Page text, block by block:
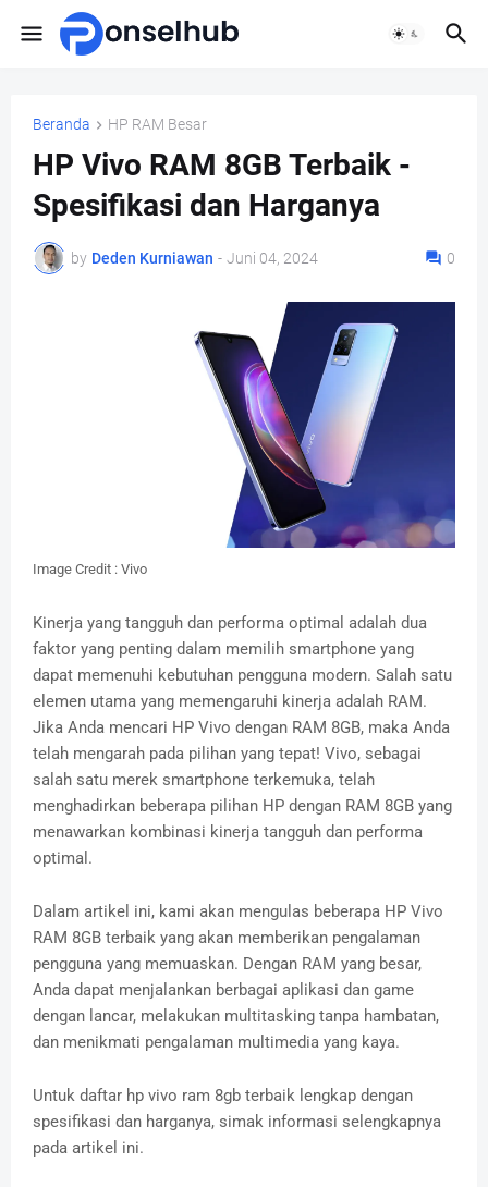
Beranda HP RAM Besar
HP Vivo RAM 8GB Terbaik -
Spesifikasi dan Harganya
by Deden Kurniawan - Juni 04, 2024 0
Image Credit : Vivo
Kinerja yang tangguh dan performa optimal adalah dua
faktor yang penting dalam memilih smartphone yang
dapat memenuhi kebutuhan pengguna modern. Salah satu
elemen utama yang memengaruhi kinerja adalah RAM.
Jika Anda mencari HP Vivo dengan RAM 8GB, maka Anda
telah mengarah pada pilihan yang tepat! Vivo, sebagai
salah satu merek smartphone terkemuka, telah
menghadirkan beberapa pilihan HP dengan RAM 8GB yang
menawarkan kombinasi kinerja tangguh dan performa
optimal.
Dalam artikel ini, kami akan mengulas beberapa HP Vivo
RAM 8GB terbaik yang akan memberikan pengalaman
pengguna yang memuaskan. Dengan RAM yang besar,
Anda dapat menjalankan berbagai aplikasi dan game
dengan lancar, melakukan multitasking tanpa hambatan,
dan menikmati pengalaman multimedia yang kaya.
Untuk daftar hp vivo ram 8gb terbaik lengkap dengan
spesifikasi dan harganya, simak informasi selengkapnya
pada artikel ini.